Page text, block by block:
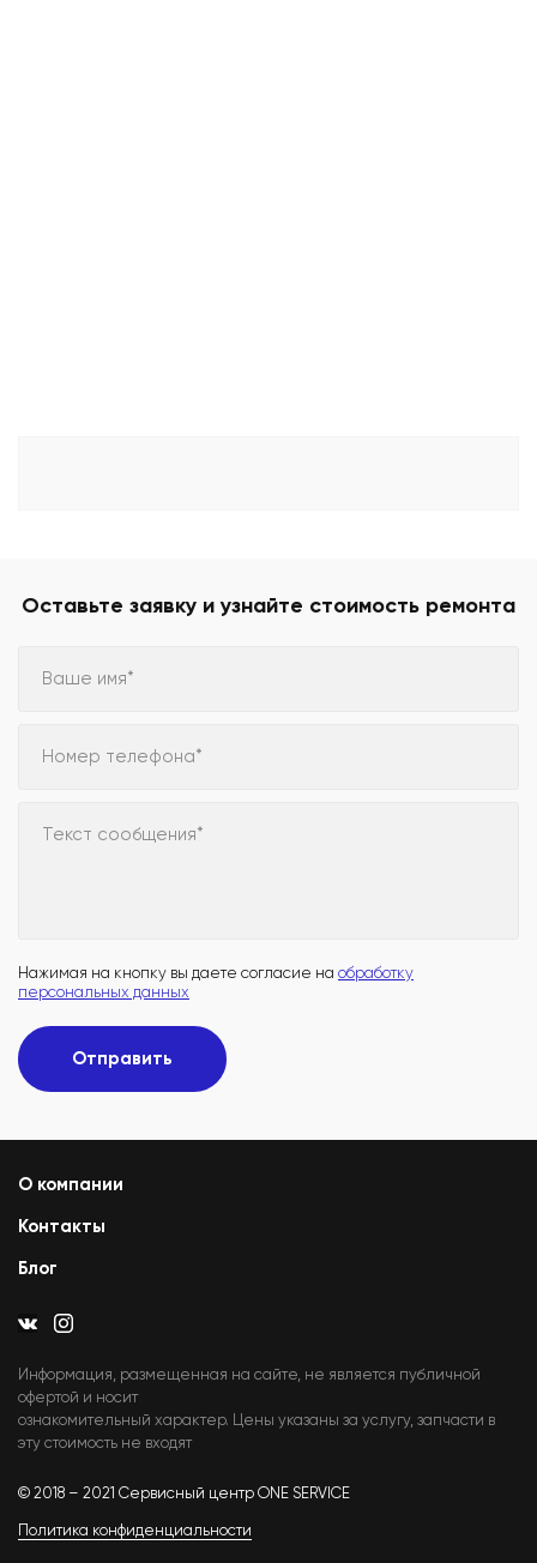
Оставьте заявку и узнайте стоимость ремонта
Ваше имя*
Номер телефона*
Текст сообщения*
Нажимая на кнопку вы даете согласие на обработку
персональных данных
Отправить
О компании
Контакты
Блог
Информация, размещенная на сайте, не является публичной
офертой и носит
ознакомительный характер. Цены указаны за услугу, запчасти в
эту стоимость не входят
© 2018 – 2021 Сервисный центр ONE SERVICE
Политика конфиденциальности